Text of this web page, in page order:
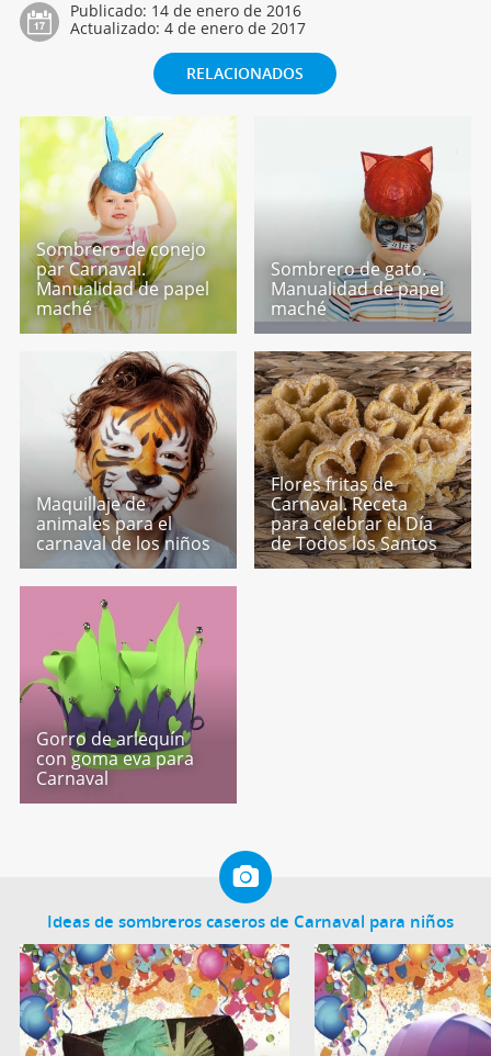
Publicado: 14 de enero de 2016
Actualizado: 4 de enero de 2017
RELACIONADOS
Sombrero de conejo
par Carnaval.
Manualidad de papel
maché
Sombrero de gato.
Manualidad de papel
maché
Maquillaje de
animales para el
carnaval de los niños
Flores fritas de
Carnaval. Receta
para celebrar el Día
de Todos los Santos
Gorro de arlequín
con goma eva para
Carnaval
Ideas de sombreros caseros de Carnaval para niños